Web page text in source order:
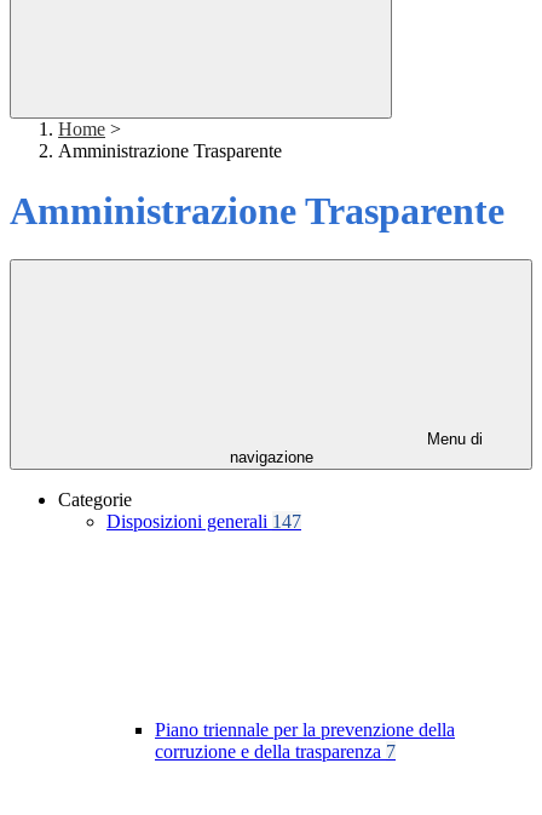
Home >
Amministrazione Trasparente
Amministrazione Trasparente
Menu di
navigazione
Categorie
Disposizioni generali 147
Piano triennale per la prevenzione della
corruzione e della trasparenza 7